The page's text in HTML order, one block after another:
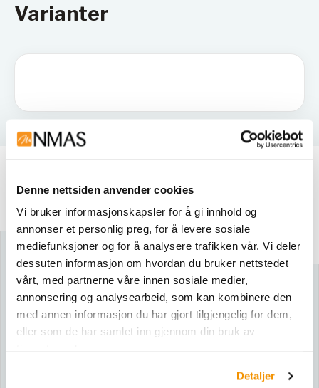
Denne nettsiden anvender cookies
Vi bruker informasjonskapsler for å gi innhold og
annonser et personlig preg, for å levere sosiale
mediefunksjoner og for å analysere trafikken vår. Vi deler
dessuten informasjon om hvordan du bruker nettstedet
vårt, med partnerne våre innen sosiale medier,
annonsering og analysearbeid, som kan kombinere den
med annen informasjon du har gjort tilgjengelig for dem,
eller som de har samlet inn gjennom din bruk av
Detaljer
Varianter
Relaterte produkter
Sikkerhetsdatablad